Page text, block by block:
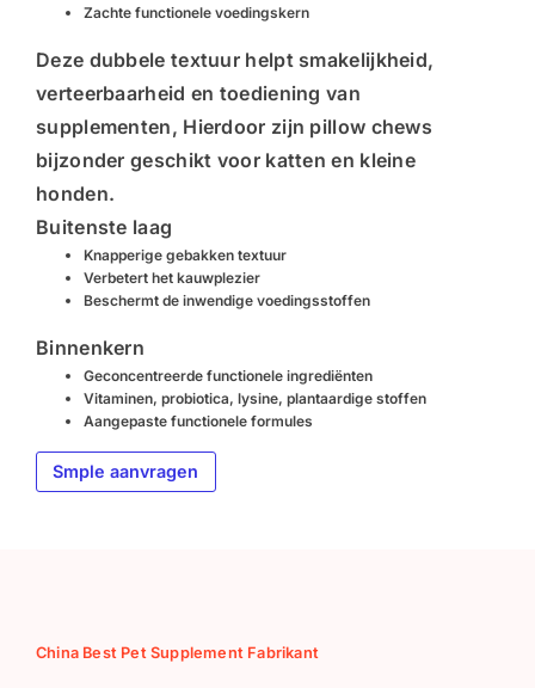
Zachte functionele voedingskern
Deze dubbele textuur helpt smakelijkheid,
verteerbaarheid en toediening van
supplementen, Hierdoor zijn pillow chews
bijzonder geschikt voor katten en kleine
honden.
Buitenste laag
Knapperige gebakken textuur
Verbetert het kauwplezier
Beschermt de inwendige voedingsstoffen
Binnenkern
Geconcentreerde functionele ingrediënten
Vitaminen, probiotica, lysine, plantaardige stoffen
Aangepaste functionele formules
Smple aanvragen
China Best Pet Supplement Fabrikant